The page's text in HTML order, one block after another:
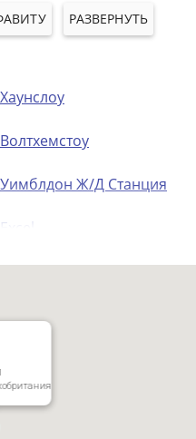
РАЗВЕРНУТЬ
Хаунслоу
Волтхемстоу
Уимблдон Ж/Д Станция
Excel
Аксбридж
Бейсуотер